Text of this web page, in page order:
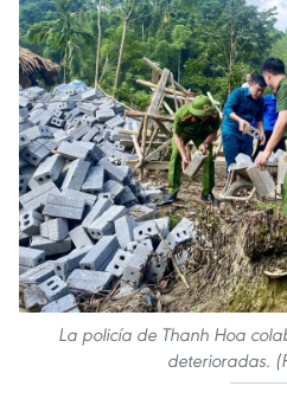
La policía de Thanh Hoa
deterioradas.